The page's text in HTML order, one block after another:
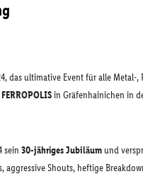
das ultimative Event für alle
in Gräfenhainichen in
sein 30-jähriges Jubiläum und
aggressive Shouts, heftige